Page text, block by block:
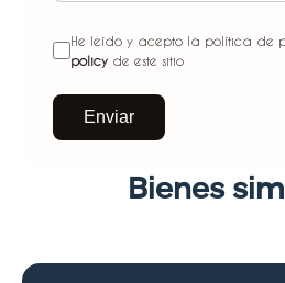
He leído y acepto la política de
policy de este sitio
Enviar
Bienes